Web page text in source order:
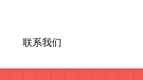
联系我们